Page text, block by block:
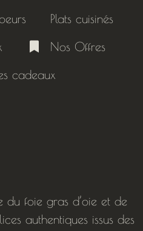
Plats cuisinés
Nos Offres
cadeaux
du foie gras d’oie et de
authentiques issus des